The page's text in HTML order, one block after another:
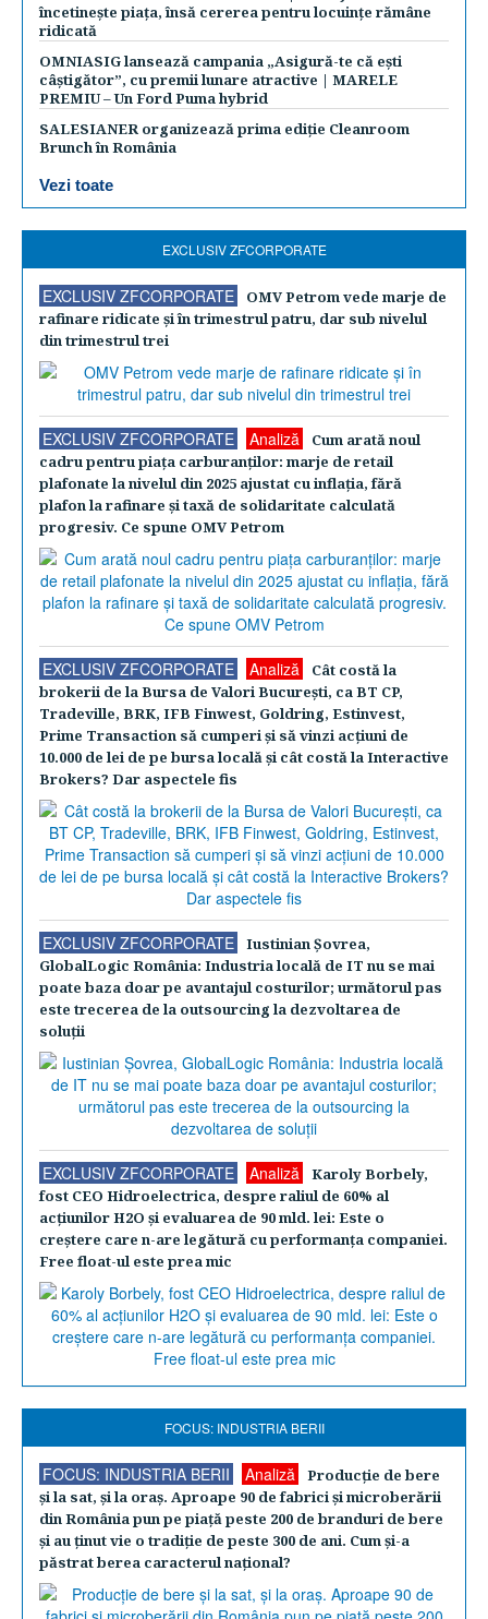
încetinește piața, însă cererea pentru locuințe rămâne
ridicată
OMNIASIG lansează campania „Asigură-te că ești
câștigător”, cu premii lunare atractive | MARELE
PREMIU – Un Ford Puma hybrid
SALESIANER organizează prima ediție Cleanroom
Brunch în România
Vezi toate
EXCLUSIV ZFCORPORATE
EXCLUSIV ZFCORPORATE
OMV Petrom vede marje de
rafinare ridicate şi în trimestrul patru, dar sub nivelul
din trimestrul trei
EXCLUSIV ZFCORPORATE Analiză
Cum arată noul
cadru pentru piaţa carburanţilor: marje de retail
plafonate la nivelul din 2025 ajustat cu inflaţia, fără
plafon la rafinare şi taxă de solidaritate calculată
progresiv. Ce spune OMV Petrom
EXCLUSIV ZFCORPORATE Analiză
Cât costă la
brokerii de la Bursa de Valori Bucureşti, ca BT CP,
Tradeville, BRK, IFB Finwest, Goldring, Estinvest,
Prime Transaction să cumperi şi să vinzi acţiuni de
10.000 de lei de pe bursa locală şi cât costă la Interactive
Brokers? Dar aspectele fis
EXCLUSIV ZFCORPORATE
Iustinian Şovrea,
GlobalLogic România: Industria locală de IT nu se mai
poate baza doar pe avantajul costurilor; următorul pas
este trecerea de la outsourcing la dezvoltarea de
soluţii
EXCLUSIV ZFCORPORATE Analiză
Karoly Borbely,
fost CEO Hidroelectrica, despre raliul de 60% al
acţiunilor H2O şi evaluarea de 90 mld. lei: Este o
creştere care n-are legătură cu performanţa companiei.
Free float-ul este prea mic
FOCUS: INDUSTRIA BERII
FOCUS: INDUSTRIA BERII Analiză
Producţie de bere
şi la sat, şi la oraş. Aproape 90 de fabrici şi microberării
din România pun pe piaţă peste 200 de branduri de bere
şi au ţinut vie o tradiţie de peste 300 de ani. Cum şi-a
păstrat berea caracterul naţional?